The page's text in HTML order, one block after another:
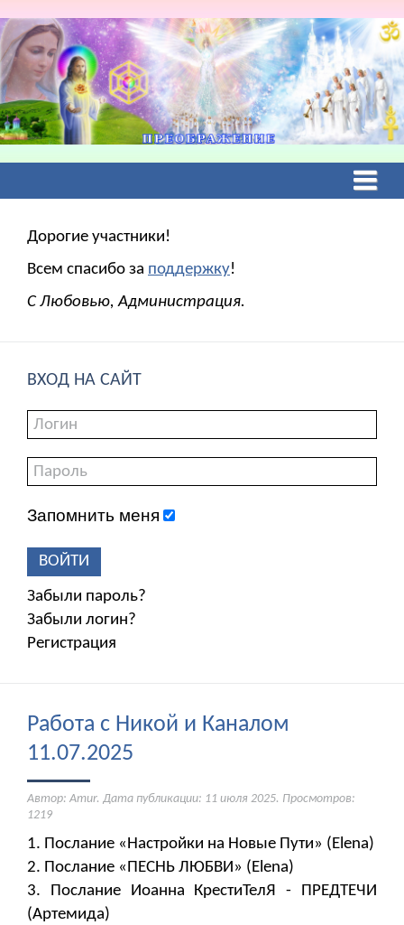
Дорогие участники!
Всем спасибо за поддержку!
С Любовью, Администрация.
ВХОД НА САЙТ
Запомнить меня
ВОЙТИ
Забыли пароль?
Забыли логин?
Регистрация
Работа с Никой и Каналом
11.07.2025
Автор: Amur. Дата публикации: 11 июля 2025. Просмотров:
1219
1. Послание «Настройки на Новые Пути» (Elena)
2. Послание «ПЕСНЬ ЛЮБВИ» (Elena)
3. Послание Иоанна КрестиТелЯ - ПРЕДТЕЧИ
(Артемида)